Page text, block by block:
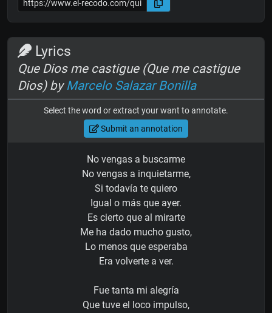
Lyrics
Que Dios me castigue (Que me castigue
Dios) byMarcelo Salazar Bonilla
Select the word or extract your want to annotate.
Submit an annotation
No vengas a buscarme
No vengas a inquietarme,
Si todavía te quiero
Igual o más que ayer.
Es cierto que al mirarte
Me ha dado mucho gusto,
Lo menos que esperaba
Era volverte a ver.
Fue tanta mi alegría
Que tuve el loco impulso,